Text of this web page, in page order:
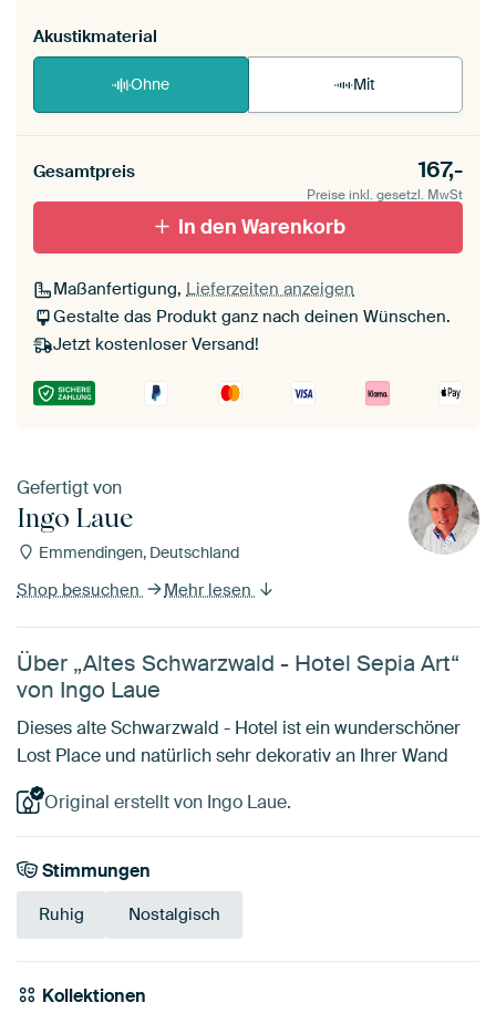
Akustikmaterial
Ohne Mit
Gesamtpreis 167,-
Preise inkl. gesetzl. MwSt
In den Warenkorb
Maßanfertigung, Lieferzeiten anzeigen
Gestalte das Produkt ganz nach deinen Wünschen.
Jetzt kostenloser Versand!
Gefertigt von
Ingo Laue
Emmendingen, Deutschland
Shop besuchen Mehr lesen
Über „Altes Schwarzwald - Hotel Sepia Art“
von Ingo Laue
Dieses alte Schwarzwald - Hotel ist ein wunderschöner
Lost Place und natürlich sehr dekorativ an Ihrer Wand
Original erstellt von Ingo Laue.
Stimmungen
Ruhig Nostalgisch
Kollektionen